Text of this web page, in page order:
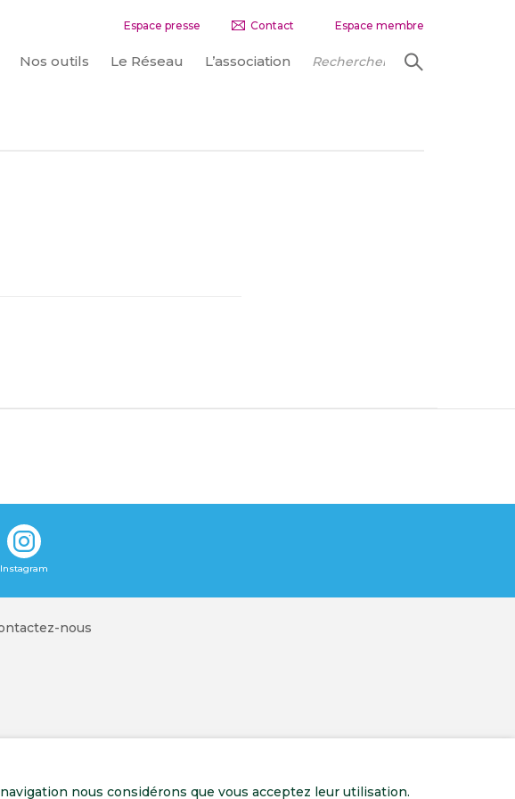
Espace presse Contact Espace membre
Nos outils Le Réseau L’association
nous
nous considérons que vous acceptez leur utilisation.